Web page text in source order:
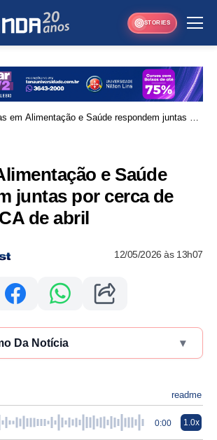
STORIES
em Alimentação e Saúde respondem juntas por
e Saúde
juntas por cerca de
de abril
12/05/2026 às 13h07
Da Notícia ▾
readme
0:00 1.0x